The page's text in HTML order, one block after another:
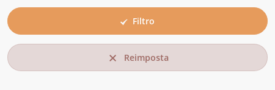
Filtro
Reimposta